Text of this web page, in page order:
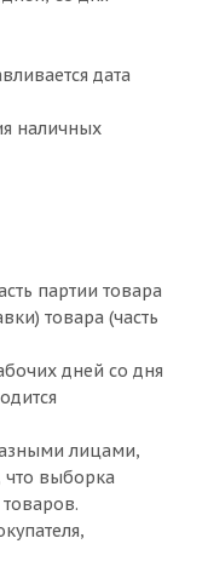
дата
наличных
партии товара
товара (часть
дней со дня
лицами,
что выборка